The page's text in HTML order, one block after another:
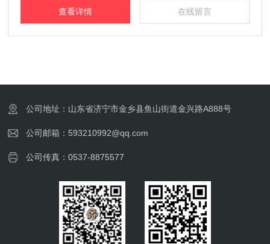
查看详情 在线留言
公司地址：山东省济宁市金乡县鱼山街道金兴路A888号
公司邮箱：593210992@qq.com
公司传真：0537-8875577